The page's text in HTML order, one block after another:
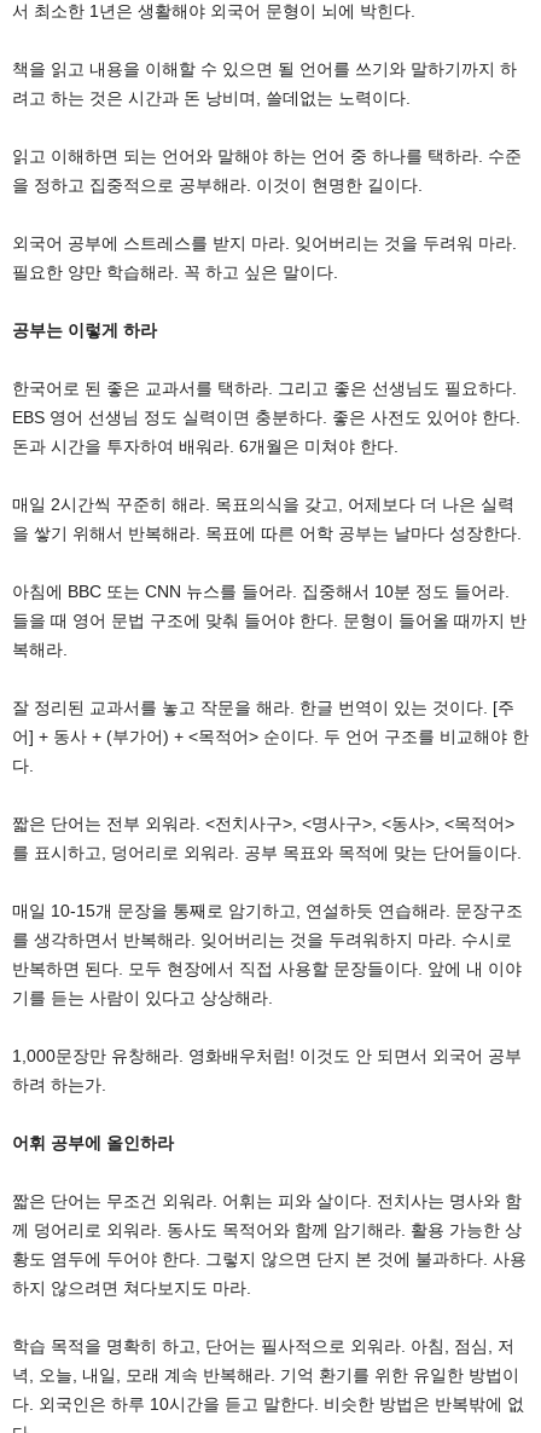
서 최소한 1년은 생활해야 외국어 문형이 뇌에 박힌다.
책을 읽고 내용을 이해할 수 있으면 될 언어를 쓰기와 말하기까지 하
려고 하는 것은 시간과 돈 낭비며, 쓸데없는 노력이다.
읽고 이해하면 되는 언어와 말해야 하는 언어 중 하나를 택하라. 수준
을 정하고 집중적으로 공부해라. 이것이 현명한 길이다.
외국어 공부에 스트레스를 받지 마라. 잊어버리는 것을 두려워 마라.
필요한 양만 학습해라. 꼭 하고 싶은 말이다.
공부는 이렇게 하라
한국어로 된 좋은 교과서를 택하라. 그리고 좋은 선생님도 필요하다.
EBS 영어 선생님 정도 실력이면 충분하다. 좋은 사전도 있어야 한다.
돈과 시간을 투자하여 배워라. 6개월은 미쳐야 한다.
매일 2시간씩 꾸준히 해라. 목표의식을 갖고, 어제보다 더 나은 실력
을 쌓기 위해서 반복해라. 목표에 따른 어학 공부는 날마다 성장한다.
아침에 BBC 또는 CNN 뉴스를 들어라. 집중해서 10분 정도 들어라.
들을 때 영어 문법 구조에 맞춰 들어야 한다. 문형이 들어올 때까지 반
복해라.
잘 정리된 교과서를 놓고 작문을 해라. 한글 번역이 있는 것이다. [주
어] + 동사 + (부가어) + <목적어> 순이다. 두 언어 구조를 비교해야 한
다.
짧은 단어는 전부 외워라. <전치사구>, <명사구>, <동사>, <목적어>
를 표시하고, 덩어리로 외워라. 공부 목표와 목적에 맞는 단어들이다.
매일 10-15개 문장을 통째로 암기하고, 연설하듯 연습해라. 문장구조
를 생각하면서 반복해라. 잊어버리는 것을 두려워하지 마라. 수시로
반복하면 된다. 모두 현장에서 직접 사용할 문장들이다. 앞에 내 이야
기를 듣는 사람이 있다고 상상해라.
1,000문장만 유창해라. 영화배우처럼! 이것도 안 되면서 외국어 공부
하려 하는가.
어휘 공부에 올인하라
짧은 단어는 무조건 외워라. 어휘는 피와 살이다. 전치사는 명사와 함
께 덩어리로 외워라. 동사도 목적어와 함께 암기해라. 활용 가능한 상
황도 염두에 두어야 한다. 그렇지 않으면 단지 본 것에 불과하다. 사용
하지 않으려면 쳐다보지도 마라.
학습 목적을 명확히 하고, 단어는 필사적으로 외워라. 아침, 점심, 저
녁, 오늘, 내일, 모래 계속 반복해라. 기억 환기를 위한 유일한 방법이
다. 외국인은 하루 10시간을 듣고 말한다. 비슷한 방법은 반복밖에 없